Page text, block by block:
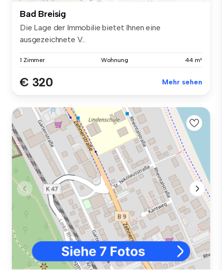
Bad Breisig
Die Lage der Immobilie bietet Ihnen eine
ausgezeichnete V...
1 Zimmer Wohnung 44 m²
€ 320 Mehr sehen